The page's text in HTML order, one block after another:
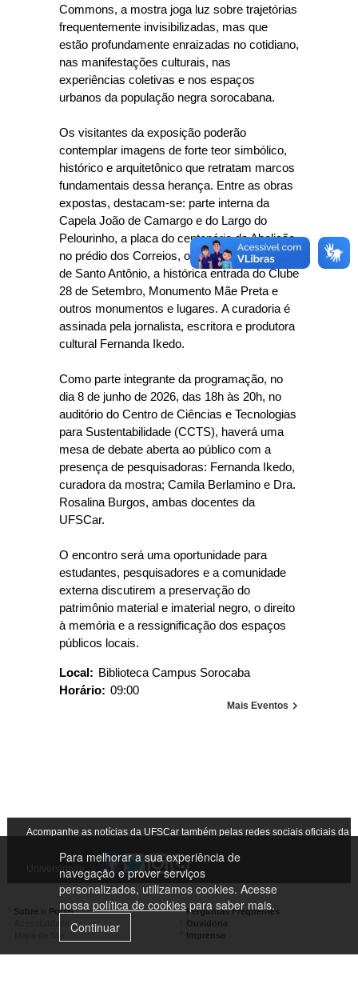
Para melhorar a sua experiência de
navegação e prover serviços
personalizados, utilizamos cookies. Acesse
nossa política de cookiespara saber mais.
Continuar
Commons, a mostra joga luz sobre trajetórias
frequentemente invisibilizadas, mas que
estão profundamente enraizadas no cotidiano,
nas manifestações culturais, nas
experiências coletivas e nos espaços
urbanos da população negra sorocabana.
Os visitantes da exposição poderão
contemplar imagens de forte teor simbólico,
histórico e arquitetônico que retratam marcos
fundamentais dessa herança. Entre as obras
expostas, destacam-se: parte interna da
Capela João de Camargo e do Largo do
Pelourinho, a placa do centenário da Abolição
no prédio dos Correios, o local da antiga igreja
de Santo Antônio, a histórica entrada do Clube
28 de Setembro, Monumento Mãe Preta e
outros monumentos e lugares. A curadoria é
assinada pela jornalista, escritora e produtora
cultural Fernanda Ikedo.
Como parte integrante da programação, no
dia 8 de junho de 2026, das 18h às 20h, no
auditório do Centro de Ciências e Tecnologias
para Sustentabilidade (CCTS), haverá uma
mesa de debate aberta ao público com a
presença de pesquisadoras: Fernanda Ikedo,
curadora da mostra; Camila Berlamino e Dra.
Rosalina Burgos, ambas docentes da
UFSCar.
O encontro será uma oportunidade para
estudantes, pesquisadores e a comunidade
externa discutirem a preservação do
patrimônio material e imaterial negro, o direito
à memória e a ressignificação dos espaços
públicos locais.
Local: Biblioteca Campus Sorocaba
Horário: 09:00
Mais Eventos
Acompanhe as notícias da UFSCar também pelas redes sociais oficiais da
Universidade
Sobre o Portal
Perguntas Frequentes
Ouvidoria
Imprensa